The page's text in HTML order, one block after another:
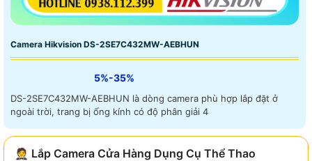
Camera Hikvision DS-2SE7C432MW-AEBHUN
5%-35%
DS-2SE7C432MW-AEBHUN là dòng camera phù hợp lắp đặt ở
ngoài trời, trang bị ống kính có độ phân giải 4
🤵 Lắp Camera Cửa Hàng Dụng Cụ Thể Thao